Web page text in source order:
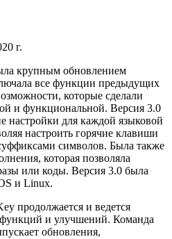
г.
крупным обновлением
все функции предыдущих
которые сделали
и функциональной. Версия 3.0
настройки для каждой языковой
настроить горячие клавиши
символов. Была также
которая позволяла
или коды. Версия 3.0 была
и Linux.
продолжается и ведется
и улучшений. Команда
обновления,